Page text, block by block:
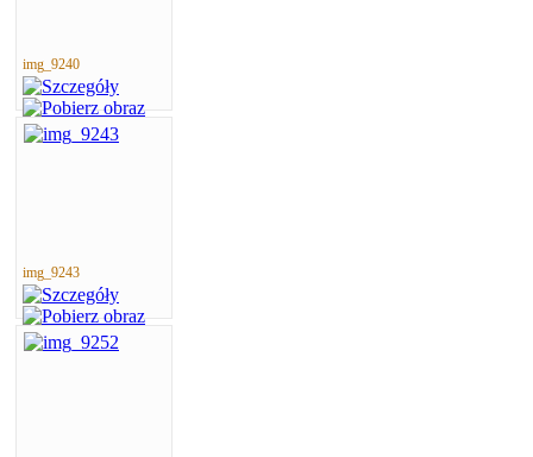
img_9240
img_9243